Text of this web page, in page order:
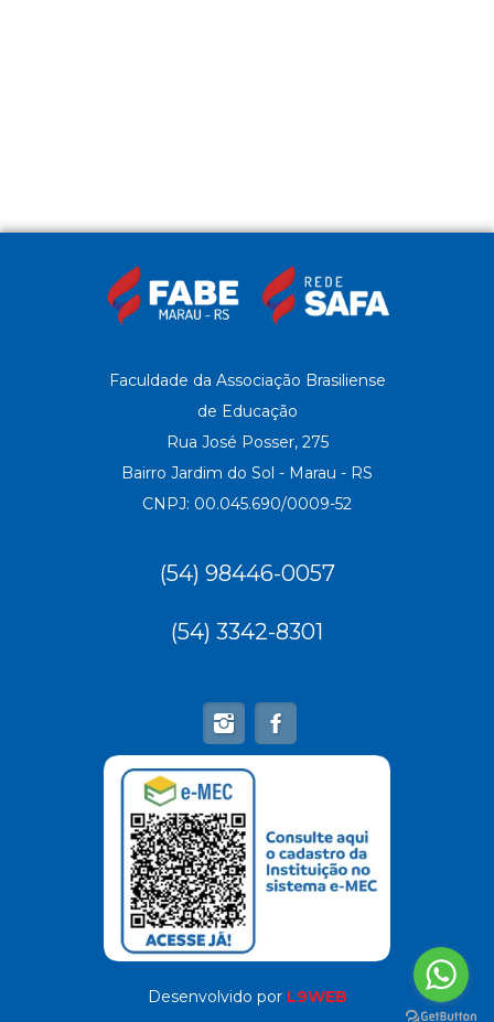
Faculdade da Associação Brasiliense
de Educação
Rua José Posser, 275
Bairro Jardim do Sol - Marau - RS
CNPJ: 00.045.690/0009-52
(54) 98446-0057
(54) 3342-8301
Desenvolvido por L9WEB